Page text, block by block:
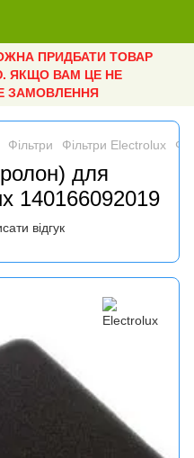
ПРИДБАТИ ТОВАР
ЯКЩО ВАМ ЦЕ НЕ
ЗАМОВЛЕННЯ
Фільтри Фільтри Electrolux
для
140166092019
відгук